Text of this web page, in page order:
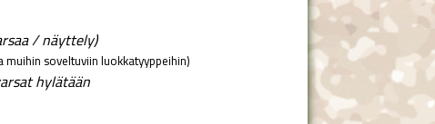
/ näyttely)
muihin soveltuviin luokkatyyppeihin)
hylätään